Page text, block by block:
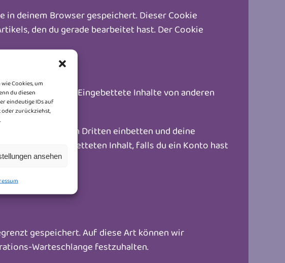
Cookies, um
du diesen
eindeutige IDs auf
oder zurückziehst,
ansehen
deinem Browser gespeichert. Dieser Cookie
den du gerade bearbeitet hast. Der Cookie
Beiträge etc.). Eingebettete Inhalte von anderen
Dienste von Dritten einbetten und deine
mit dem eingebetteten Inhalt, falls du ein Konto hast
gespeichert. Auf diese Art können wir
Warteschlange festzuhalten.